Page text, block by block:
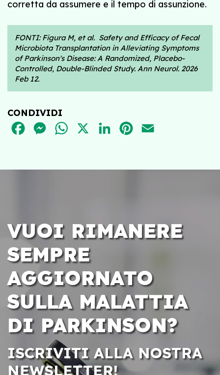
corretta da assumere e il tempo di assunzione.
FONTI: Figura M, et al. Safety and Efficacy of Fecal
Microbiota Transplantation in Alleviating Symptoms
of Parkinson's Disease: A Randomized, Placebo-
Controlled, Double-Blinded Study. Ann Neurol. 2026
Feb 12.
CONDIVIDI
FACEBOOKMESSENGER
WHATSAPPLINKEDINPINTEREST
VUOI RIMANERE
SEMPRE
AGGIORNATO
SULLA MALATTIA
DI PARKINSON?
ISCRIVITI ALLA NOSTRA
NEWSLETTER!